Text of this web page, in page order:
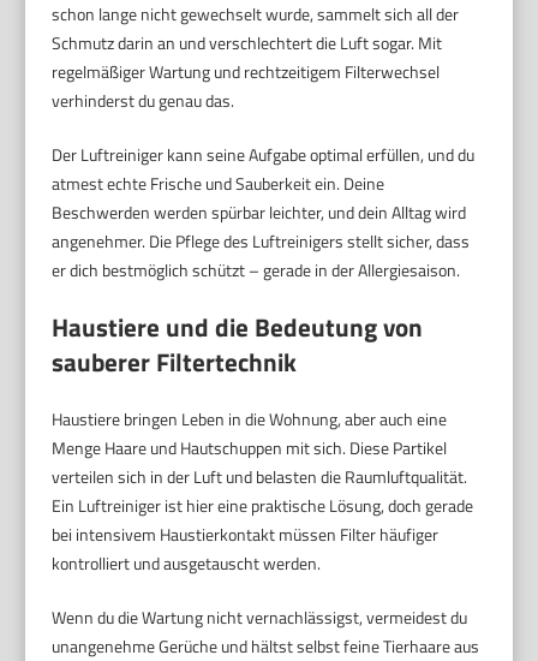
schon lange nicht gewechselt wurde, sammelt sich all der
Schmutz darin an und verschlechtert die Luft sogar. Mit
regelmäßiger Wartung und rechtzeitigem Filterwechsel
verhinderst du genau das.
Der Luftreiniger kann seine Aufgabe optimal erfüllen, und du
atmest echte Frische und Sauberkeit ein. Deine
Beschwerden werden spürbar leichter, und dein Alltag wird
angenehmer. Die Pflege des Luftreinigers stellt sicher, dass
er dich bestmöglich schützt – gerade in der Allergiesaison.
Haustiere und die Bedeutung von
sauberer Filtertechnik
Haustiere bringen Leben in die Wohnung, aber auch eine
Menge Haare und Hautschuppen mit sich. Diese Partikel
verteilen sich in der Luft und belasten die Raumluftqualität.
Ein Luftreiniger ist hier eine praktische Lösung, doch gerade
bei intensivem Haustierkontakt müssen Filter häufiger
kontrolliert und ausgetauscht werden.
Wenn du die Wartung nicht vernachlässigst, vermeidest du
unangenehme Gerüche und hältst selbst feine Tierhaare aus